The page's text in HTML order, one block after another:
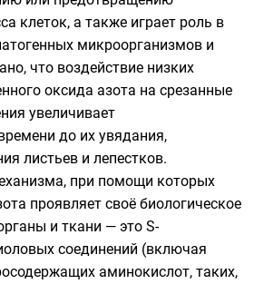
клеток, а также играет роль в
микроорганизмов и
что воздействие низких
оксида азота на срезанные
увеличивает
до их увядания,
листьев и лепестков.
при помощи которых
проявляет своё биологическое
и ткани — это S-
соединений (включая
аминокислот, таких,